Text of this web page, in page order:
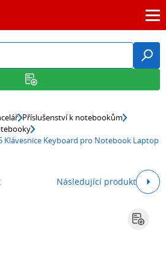
Příslušenství k notebookům
Klávesnice Keyboard pro Notebook Laptop
Následující produkt